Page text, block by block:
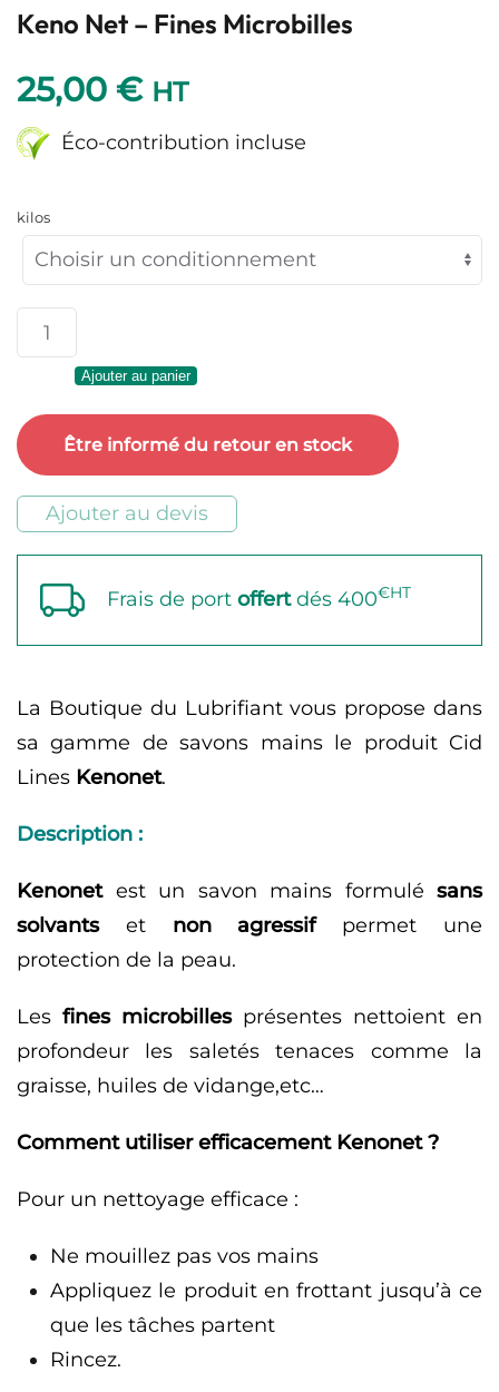
Keno Net – Fines Microbilles
25,00 € HT
Éco-contribution incluse
kilos
quantité
de
Net
–
Fines
Microbilles
Ajouter au panier
Être informé du retour en stock
Ajouter au devis
Frais de port offertdés 400€HT
La Boutique du Lubrifiant vous propose dans
sa gamme de savons mains le produit Cid
Lines Kenonet.
Description :
Kenonetest un savon mains formulé sans
solvantset non agressifpermet une
protection de la peau.
Les fines microbillesprésentes nettoient en
profondeur les saletés tenaces comme la
graisse, huiles de vidange,etc…
Comment utiliser efficacement Kenonet ?
Pour un nettoyage efficace :
Ne mouillez pas vos mains
Appliquez le produit en frottant jusqu’à ce
que les tâches partent
Rincez.